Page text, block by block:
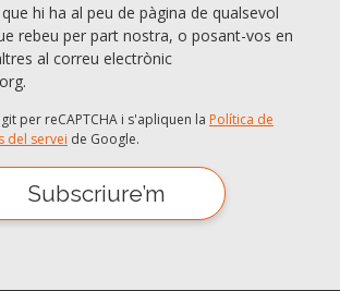
hi ha al peu de pàgina de qualsevol
rebeu per part nostra, o posant-vos en
al correu electrònic
per reCAPTCHA i s'apliquen la Política de
del servei de Google.